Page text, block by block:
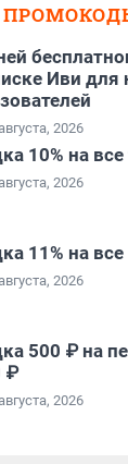
Иви для
2026
10% на
2026
11% на
2026
500 ₽ на
₽
2026